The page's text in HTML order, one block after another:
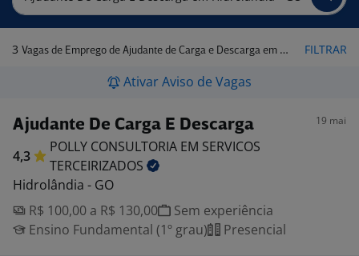
3 Vagas de Emprego de Ajudante de Carga e Descarga em Hidrolândia - GO FILTRAR
Ativar Aviso de Vagas
Ajudante De Carga E Descarga 19 mai
4,3
POLLY CONSULTORIA EM SERVICOS
TERCEIRIZADOS
Hidrolândia - GO
R$ 100,00 a R$ 130,00
Sem experiência
Ensino Fundamental (1º grau)
Presencial